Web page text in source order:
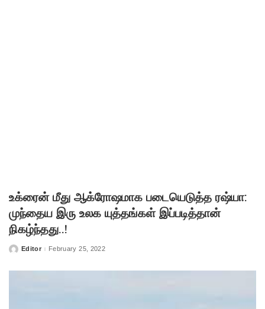
உக்ரைன் மீது ஆக்ரோஷமாக படையெடுத்த ரஷ்யா:
முந்தைய இரு உலக யுத்தங்கள் இப்படித்தான்
நிகழ்ந்தது..!
PostedEditor February 25, 2022